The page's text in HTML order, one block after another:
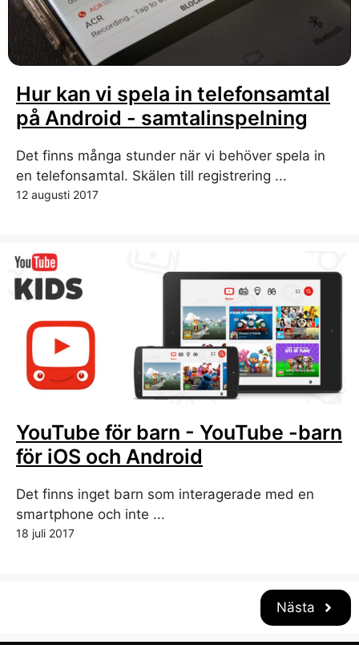
Hur kan vi spela in telefonsamtal
på Android - samtalinspelning
Det finns många stunder när vi behöver spela in
en telefonsamtal. Skälen till registrering ...
12 augusti 2017
YouTube för barn - YouTube -barn
för iOS och Android
Det finns inget barn som interagerade med en
smartphone och inte ...
18 juli 2017
Nästa